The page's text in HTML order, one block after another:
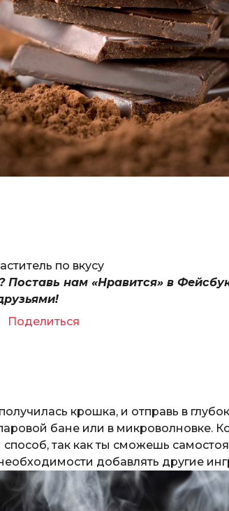
по вкусу
Поставь нам «Нравится» в
Поделиться
крошка, и отправь в
бане или в микроволновке.
так как ты сможешь
добавлять другие